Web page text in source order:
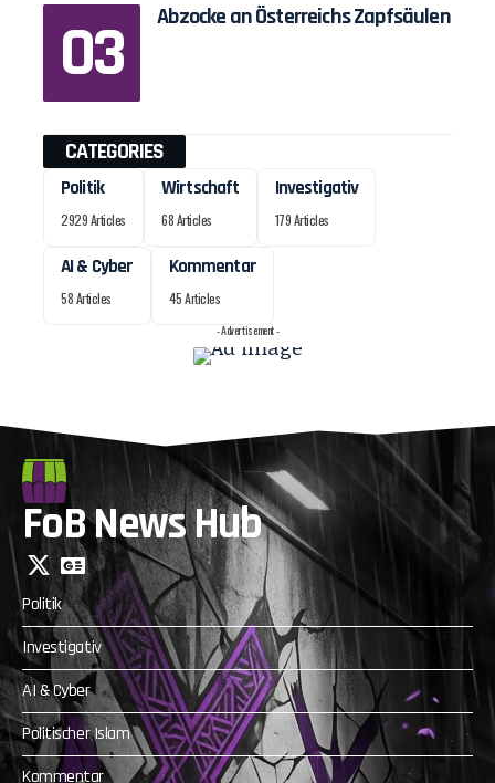
Abzocke an Österreichs Zapfsäulen
CATEGORIES
Politik
2929 Articles
Wirtschaft
68 Articles
Investigativ
179 Articles
AI & Cyber
58 Articles
Kommentar
45 Articles
- Advertisement -
FoB News Hub
Politik
Investigativ
AI & Cyber
Politischer Islam
Kommentar